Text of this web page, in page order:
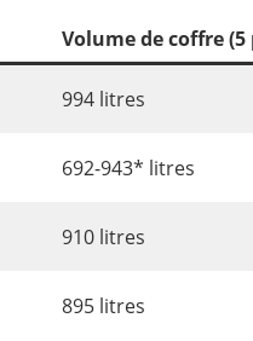
Volume de coffre (5
994 litres
692-943* litres
910 litres
895 litres